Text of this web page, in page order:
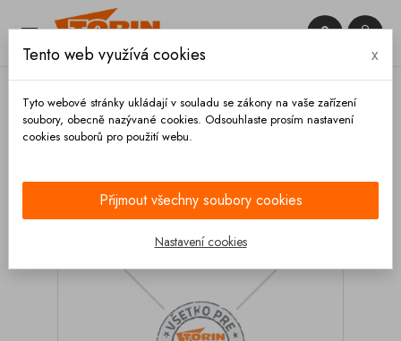
 

Tento web využívá cookies x
Tyto webové stránky ukládají v souladu se zákony na vaše zařízení
soubory, obecně nazývané cookies. Odsouhlaste prosím nastavení
cookies souborů pro použití webu.
Přijmout všechny soubory cookies
Nastavení cookies